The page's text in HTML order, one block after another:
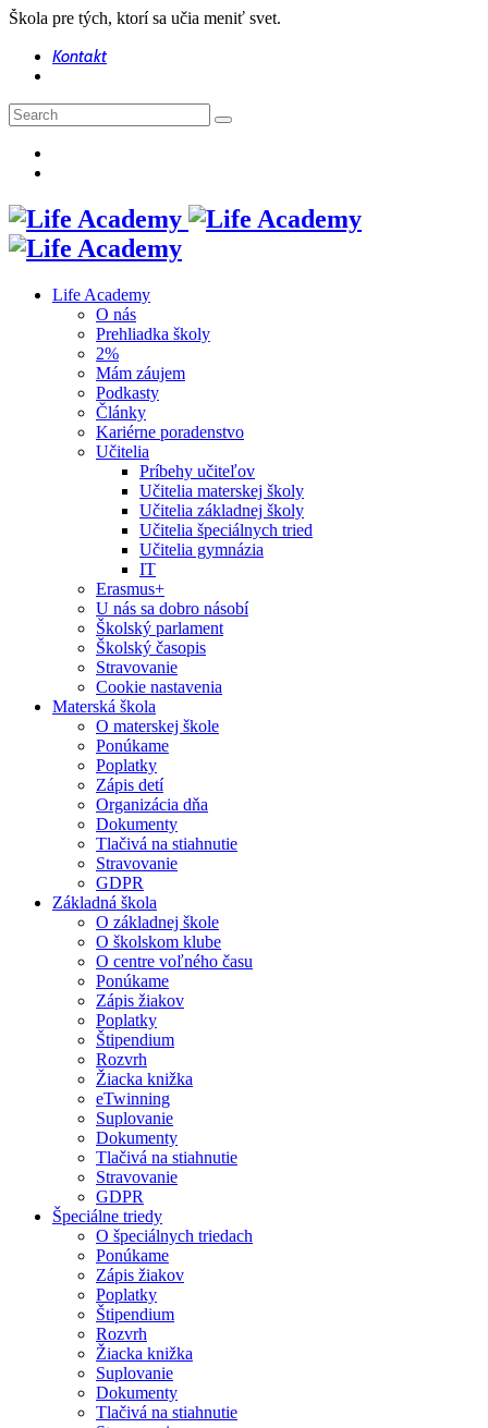
Škola pre tých, ktorí sa učia meniť svet.
Kontakt
Life Academy
O nás
Prehliadka školy
2%
Mám záujem
Podkasty
Články
Kariérne poradenstvo
Učitelia
Príbehy učiteľov
Učitelia materskej školy
Učitelia základnej školy
Učitelia špeciálnych tried
Učitelia gymnázia
IT
Erasmus+
U nás sa dobro násobí
Školský parlament
Školský časopis
Stravovanie
Cookie nastavenia
Materská škola
O materskej škole
Ponúkame
Poplatky
Zápis detí
Organizácia dňa
Dokumenty
Tlačivá na stiahnutie
Stravovanie
GDPR
Základná škola
O základnej škole
O školskom klube
O centre voľného času
Ponúkame
Zápis žiakov
Poplatky
Štipendium
Rozvrh
Žiacka knižka
eTwinning
Suplovanie
Dokumenty
Tlačivá na stiahnutie
Stravovanie
GDPR
Špeciálne triedy
O špeciálnych triedach
Ponúkame
Zápis žiakov
Poplatky
Štipendium
Rozvrh
Žiacka knižka
Suplovanie
Dokumenty
Tlačivá na stiahnutie